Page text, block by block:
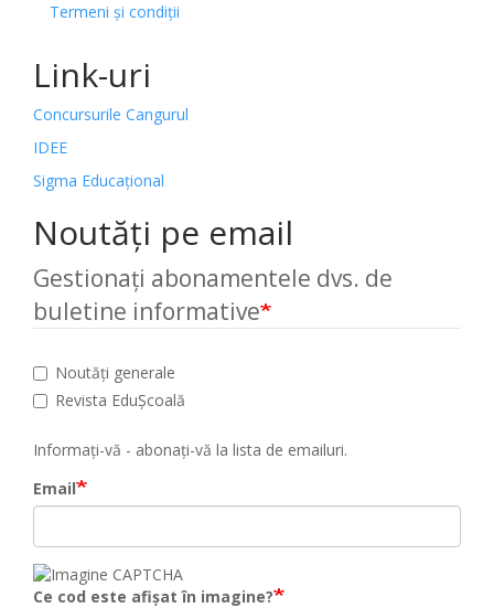
Termeni și condiții
Link-uri
Concursurile Cangurul
IDEE
Sigma Educațional
Noutăți pe email
Gestionați abonamentele dvs. de
buletine informative
Noutăți generale
Revista EduȘcoală
Informați-vă - abonați-vă la lista de emailuri.
Email
Ce cod este afișat în imagine?